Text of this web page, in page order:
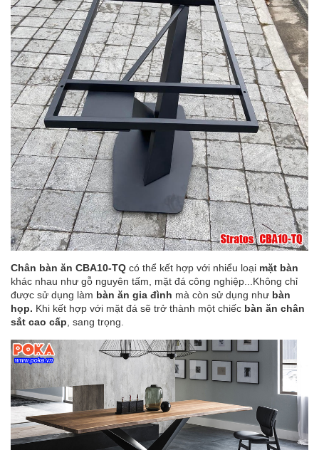
Chân bàn ăn CBA10-TQ có thể kết hợp với nhiểu loại mặt bàn
khác nhau như gỗ nguyên tấm, mặt đá công nghiệp...Không chỉ
được sử dụng làm bàn ăn gia đình mà còn sử dụng như bàn
họp. Khi kết hợp với mặt đá sẽ trở thành một chiếc bàn ăn chân
sắt cao cấp , sang trọng.